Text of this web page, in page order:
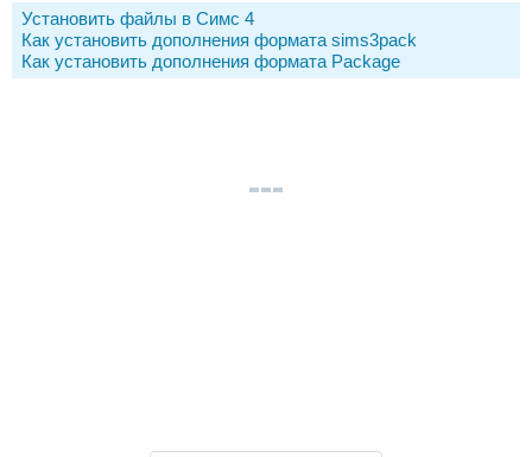
Установить файлы в Симс 4
Как установить дополнения формата sims3pack
Как установить дополнения формата Package